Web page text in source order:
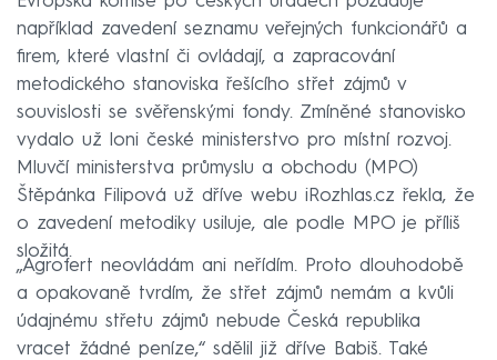
například zavedení seznamu veřejných funkcionářů a
firem, které vlastní či ovládají, a zapracování
metodického stanoviska řešícího střet zájmů v
souvislosti se svěřenskými fondy. Zmíněné stanovisko
vydalo už loni české ministerstvo pro místní rozvoj.
Mluvčí ministerstva průmyslu a obchodu (MPO)
Štěpánka Filipová už dříve webu iRozhlas.cz řekla, že
o zavedení metodiky usiluje, ale podle MPO je příliš
složitá.
„Agrofert neovládám ani neřídím. Proto dlouhodobě
a opakovaně tvrdím, že střet zájmů nemám a kvůli
údajnému střetu zájmů nebude Česká republika
vracet žádné peníze,“ sdělil již dříve Babiš. Také